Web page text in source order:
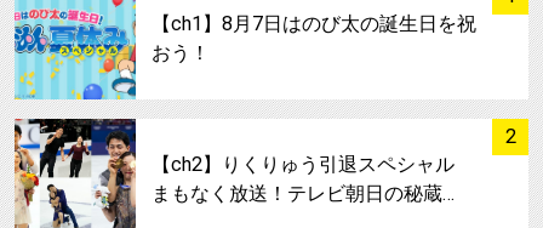
【ch1】8月7日はのび太の誕生日を祝
おう！
2
サムネイル
【ch2】りくりゅう引退スペシャル
まもなく放送！テレビ朝日の秘蔵…